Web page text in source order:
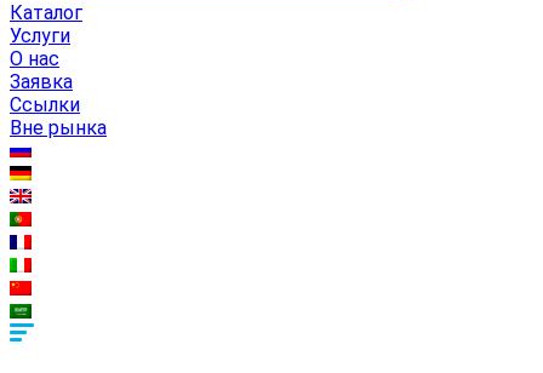
Каталог
Услуги
О нас
Заявка
Ссылки
Вне рынка